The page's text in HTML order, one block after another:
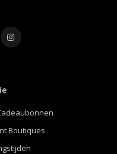
Boutiques